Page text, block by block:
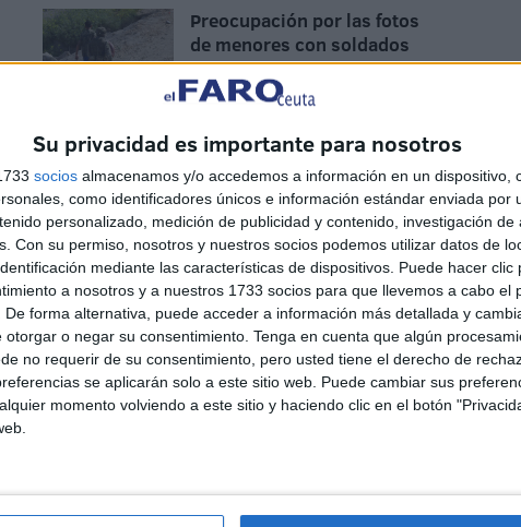
Su privacidad es importante para nosotros
socios almacenamos y/o accedemos a información en un dispositivo,
como identificadores únicos e información estándar enviada por
personalizado, medición de publicidad y contenido, investigación de
Con su permiso, nosotros y nuestros socios podemos utilizar datos de
mediante las características de dispositivos. Puede hacer clic
a nosotros y a nuestros 1733 socios para que llevemos a cabo el
forma alternativa, puede acceder a información más detallada y
otorgar o negar su consentimiento. Tenga en cuenta que algún
no requerir de su consentimiento, pero usted tiene el derecho de
se aplicarán solo a este sitio web. Puede cambiar sus
momento volviendo a este sitio y haciendo clic en el botón
Preocupación por las fotos
de menores con soldados
trasladados a la frontera
HACE 8 HORAS
Contacto Aviso legal – Protección de datos Política de cookies